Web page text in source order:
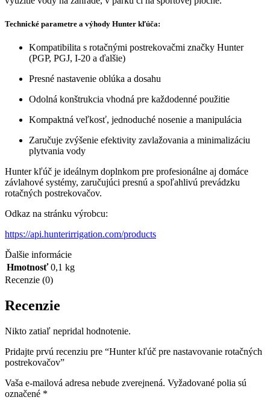
Technické parametre a výhody Hunter kľúča:
Kompatibilita s rotačnými postrekovačmi značky Hunter
(PGP, PGJ, I‑20 a ďalšie)
Presné nastavenie oblúka a dosahu
Odolná konštrukcia vhodná pre každodenné použitie
Kompaktná veľkosť, jednoduché nosenie a manipulácia
Zaručuje zvýšenie efektivity zavlažovania a minimalizáciu
plytvania vody
Hunter kľúč je ideálnym doplnkom pre profesionálne aj domáce
závlahové systémy, zaručujúci presnú a spoľahlivú prevádzku
rotačných postrekovačov.
Odkaz na stránku výrobcu:
https://api.hunterirrigation.com/products
Ďalšie informácie
Hmotnosť 0,1 kg
Recenzie (0)
Recenzie
Nikto zatiaľ nepridal hodnotenie.
Pridajte prvú recenziu pre “Hunter kľúč pre nastavovanie rotačných
postrekovačov”
Vaša e-mailová adresa nebude zverejnená. Vyžadované polia sú
označené *